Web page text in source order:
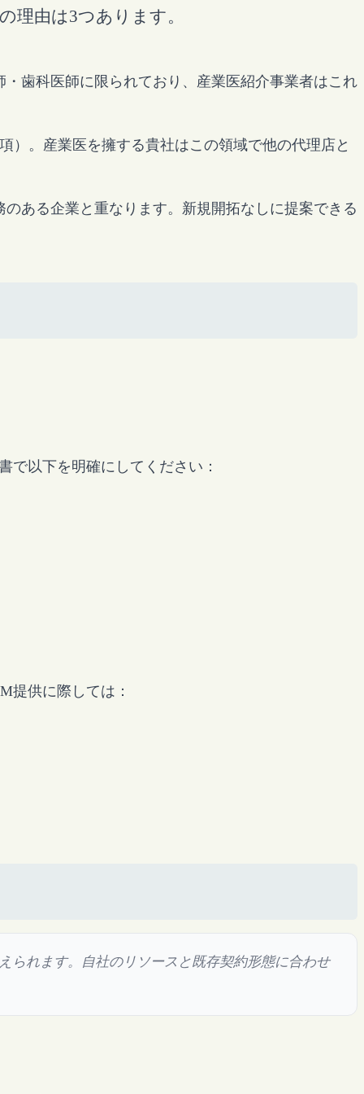
理由は3つあります。
歯科医師に限られており、産業医紹介事業者はこれ
）。産業医を擁する貴社はこの領域で他の代理店と
ある企業と重なります。新規開拓なしに提案できる
で以下を明確にしてください：
提供に際しては：
られます。自社のリソースと既存契約形態に合わせ